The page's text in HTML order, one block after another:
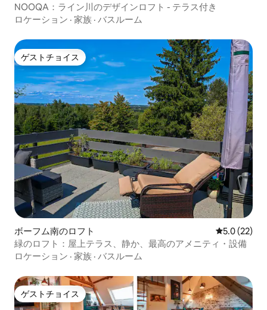
NOOQA：ライン川のデザインロフト - テラス付き
ロケーション · 家族 · バスルーム
ゲストチョイス
ゲストチョイス
ボーフム南のロフト レビュー22
5.0 (22)
緑のロフト：屋上テラス、静か、最高のアメニティ・設備
ロケーション · 家族 · バスルーム
ゲストチョイス
ゲストチョイス